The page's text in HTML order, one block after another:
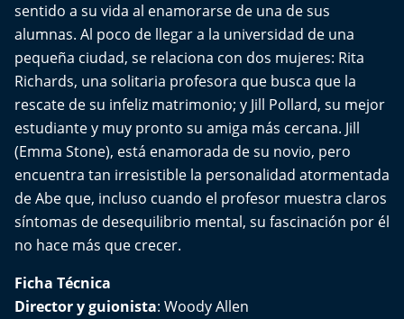
Conecta Vida
El Mejor País de Chile
Te invito a tomar once
Bío Bío en Ruta
Especiales
Chiche cuadra y su parrilla
Motorfem
sentido a su vida al enamorarse de una de sus
alumnas. Al poco de llegar a la universidad de una
pequeña ciudad, se relaciona con dos mujeres: Rita
Richards, una solitaria profesora que busca que la
rescate de su infeliz matrimonio; y Jill Pollard, su mejor
estudiante y muy pronto su amiga más cercana. Jill
(Emma Stone), está enamorada de su novio, pero
encuentra tan irresistible la personalidad atormentada
de Abe que, incluso cuando el profesor muestra claros
síntomas de desequilibrio mental, su fascinación por él
no hace más que crecer.
Ficha Técnica
Director y guionista: Woody Allen